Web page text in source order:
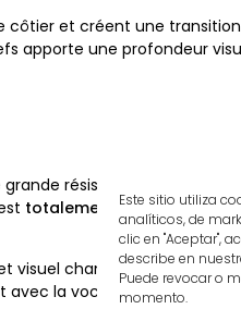
Este sitio utiliza
analíticos, de
clic en "Aceptar",
describe en
Puede revocar o
momento.
côtier et créent une transition
apporte une profondeur
résistance et une
totalement inoffensive
visuel changeant qui intègre
la vocation innovante de